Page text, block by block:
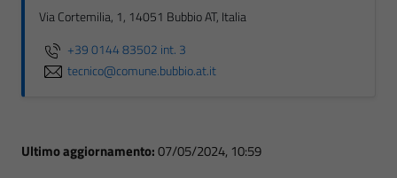
Via Cortemilia, 1, 14051 Bubbio AT, Italia
+39 0144 83502 int. 3
tecnico@comune.bubbio.at.it
Ultimo aggiornamento:07/05/2024, 10:59